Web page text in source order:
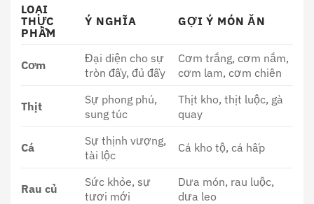
LOẠI
THỰC
PHẨM
Ý NGHĨA GỢI Ý MÓN ĂN
Cơm
Đại diện cho sự
tròn đầy, đủ đầy
Cơm trắng, cơm nắm,
cơm lam, cơm chiên
Thịt
Sự phong phú,
sung túc
Thịt kho, thịt luộc, gà
quay
Cá
Sự thịnh vượng,
tài lộc
Cá kho tộ, cá hấp
Rau củ
Sức khỏe, sự
tươi mới
Dưa món, rau luộc,
dưa leo